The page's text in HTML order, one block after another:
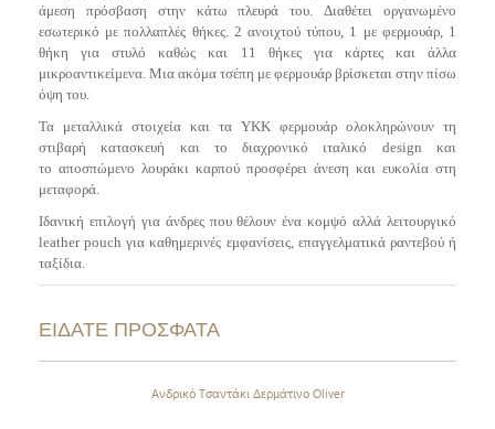
άμεση πρόσβαση στην κάτω πλευρά του.Διαθέτει οργανωμένο
εσωτερικό με πολλαπλές θήκες. 2 ανοιχτού τύπου, 1 με φερμουάρ, 1
θήκη για στυλό καθώς και 11 θήκες για κάρτες και άλλα
μικροαντικείμενα. Μια ακόμα τσέπη με φερμουάρ βρίσκεται στην πίσω
όψη του.
Τα μεταλλικά στοιχεία και τα YKK φερμουάρ ολοκληρώνουν τη
στιβαρή κατασκευή και το διαχρονικό ιταλικό design και
το αποσπώμενο λουράκι καρπού προσφέρει άνεση και ευκολία στη
μεταφορά.
Ιδανική επιλογή για άνδρες που θέλουν ένα κομψό αλλά λειτουργικό
leather pouch για καθημερινές εμφανίσεις, επαγγελματικά ραντεβού ή
ταξίδια.
ΕΙΔΑΤΕ ΠΡΟΣΦΑΤΑ
Ανδρικό Τσαντάκι Δερμάτινο Oliver